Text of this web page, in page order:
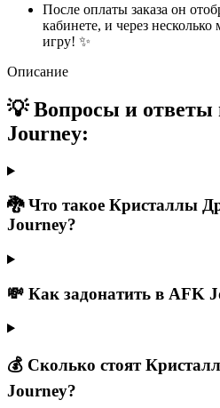
После оплаты заказа он
кабинете, и через
игру! ✨
Описание
💡 Вопросы и ответы
Journey:
🐉 Что такое Кристаллы
Journey?
💸 Как задонатить в AFK
💰 Сколько стоят
Journey?